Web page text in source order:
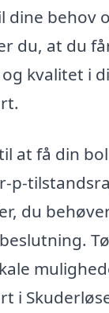
dine behov
du, at du
kvalitet i
at få din
p-
du
i